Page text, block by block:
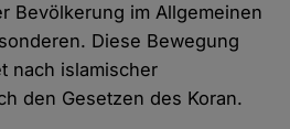
Bevölkerung im Allgemeinen
Diese Bewegung
nach islamischer
den Gesetzen des Koran.